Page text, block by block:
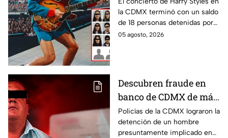
CDMX
la CDMX terminó con un saldo
de 18 personas detenidas por
policías, quienes los esposaron
05 agosto, 2026
Descubren fraude en
banco de CDMX de más
de 400 mil pesos con
un cheque falso
Policías de la CDMX lograron la
detención de un hombre
presuntamente implicado en